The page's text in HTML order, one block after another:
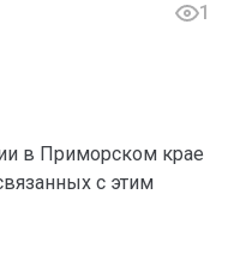
1
в Приморском крае
с этим